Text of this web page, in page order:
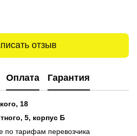
отзыв
Оплата Гарантия
18
5, корпус Б
по тарифам перевозчика